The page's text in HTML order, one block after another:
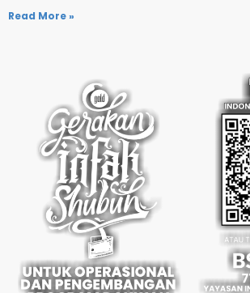
Read More »